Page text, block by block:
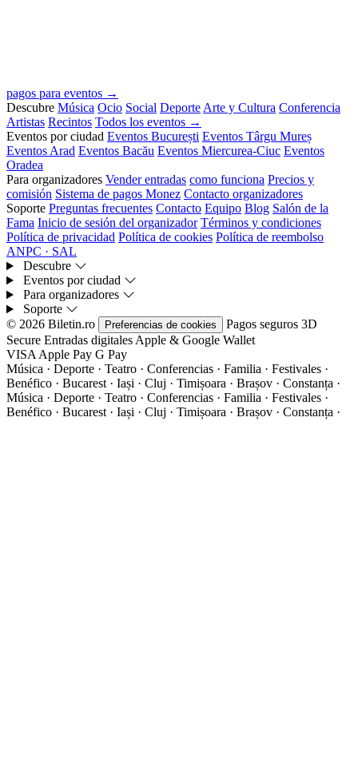
pagos para eventos →
Descubre Música Ocio Social Deporte Arte y Cultura Conferencia
Artistas Recintos Todos los eventos →
Eventos por ciudad Eventos București Eventos Târgu Mureș
Eventos Arad Eventos Bacău Eventos Miercurea-Ciuc Eventos
Oradea
Para organizadores Vender entradas como funciona Precios y
comisión Sistema de pagos Monez Contacto organizadores
Soporte Preguntas frecuentes Contacto Equipo Blog Salón de la
Fama Inicio de sesión del organizador Términos y condiciones
Política de privacidad Política de cookies Política de reembolso
ANPC · SAL
Descubre
Eventos por ciudad
Para organizadores
Soporte
© 2026 Biletin.ro
Preferencias de cookies Pagos seguros 3D
Secure Entradas digitales Apple & Google Wallet
VISA Apple Pay G Pay
Música · Deporte · Teatro · Conferencias · Familia · Festivales ·
Benéfico · Bucarest · Iași · Cluj · Timișoara · Brașov · Constanța ·
Música · Deporte · Teatro · Conferencias · Familia · Festivales ·
Benéfico · Bucarest · Iași · Cluj · Timișoara · Brașov · Constanța ·